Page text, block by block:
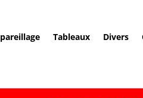
Tableaux Divers